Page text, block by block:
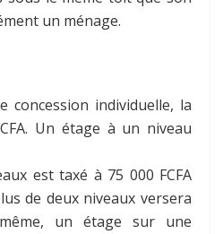
un ménage.
concession individuelle, la
Un étage à un niveau
est taxé à 75 000 FCFA
de deux niveaux versera
un étage sur une